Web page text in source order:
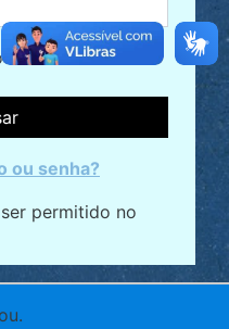
de usuário
ou senha?
permitido no